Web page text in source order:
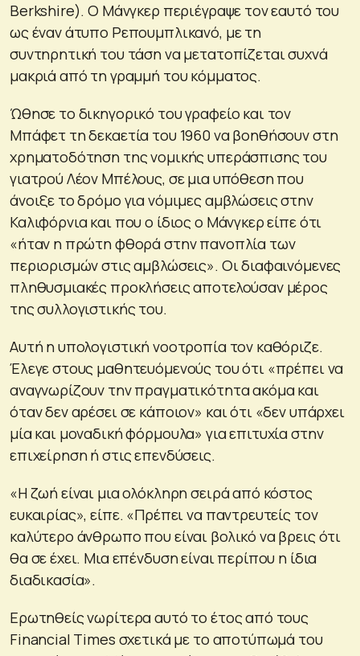
Berkshire). Ο Μάνγκερ περιέγραψε τον εαυτό του
ως έναν άτυπο Ρεπουμπλικανό, με τη
συντηρητική του τάση να μετατοπίζεται συχνά
μακριά από τη γραμμή του κόμματος.
Ώθησε το δικηγορικό του γραφείο και τον
Μπάφετ τη δεκαετία του 1960 να βοηθήσουν στη
χρηματοδότηση της νομικής υπεράσπισης του
γιατρού Λέον Μπέλους, σε μια υπόθεση που
άνοιξε το δρόμο για νόμιμες αμβλώσεις στην
Καλιφόρνια και που ο ίδιος ο Μάνγκερ είπε ότι
«ήταν η πρώτη φθορά στην πανοπλία των
περιορισμών στις αμβλώσεις». Οι διαφαινόμενες
πληθυσμιακές προκλήσεις αποτελούσαν μέρος
της συλλογιστικής του.
Αυτή η υπολογιστική νοοτροπία τον καθόριζε.
Έλεγε στους μαθητευόμενούς του ότι «πρέπει να
αναγνωρίζουν την πραγματικότητα ακόμα και
όταν δεν αρέσει σε κάποιον» και ότι «δεν υπάρχει
μία και μοναδική φόρμουλα» για επιτυχία στην
επιχείρηση ή στις επενδύσεις.
«Η ζωή είναι μια ολόκληρη σειρά από κόστος
ευκαιρίας», είπε. «Πρέπει να παντρευτείς τον
καλύτερο άνθρωπο που είναι βολικό να βρεις ότι
θα σε έχει. Μια επένδυση είναι περίπου η ίδια
διαδικασία».
Ερωτηθείς νωρίτερα αυτό το έτος από τους
Financial Times σχετικά με το αποτύπωμά του